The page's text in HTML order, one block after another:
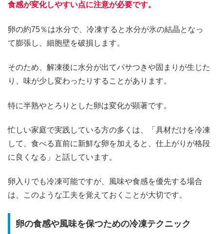
食感が変化しやすい点に注意が必要です。
卵の約75％は水分で、冷凍すると水分が氷の結晶となっ
て膨張し、細胞壁を破損します。
そのため、解凍後に水分が出てパサつきや固まりが生じた
り、味が少し変わったりすることがあります。
特に半熟やとろりとした卵は変化が顕著です。
忙しい家庭で実践している方の多くは、「具材だけを冷凍
して、食べる直前に新鮮な卵を加えると、仕上がりが格段
に良くなる」と話しています。
卵入りでも冷凍可能ですが、風味や食感を優先する場合
は、このような工夫を覚えておくことが大切です。
卵の食感や風味を保つための冷凍テクニック